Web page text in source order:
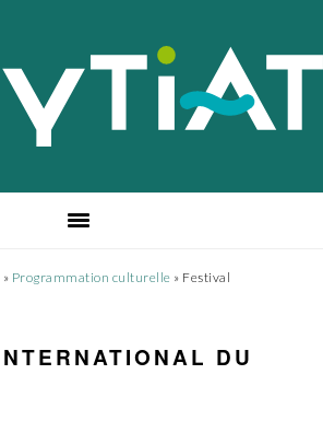
» Programmation culturelle » Festival
DU